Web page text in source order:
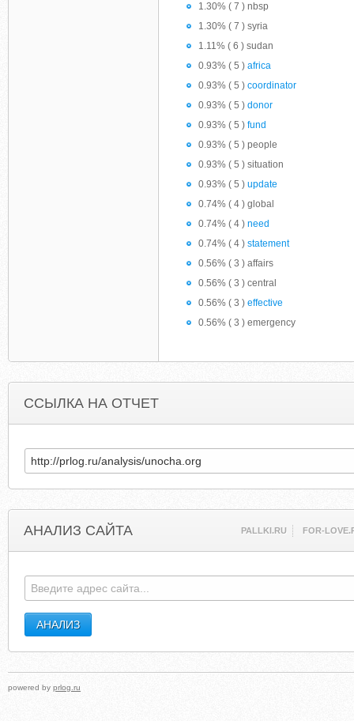
1.30% ( 7 ) nbsp
1.30% ( 7 ) syria
1.11% ( 6 ) sudan
0.93% ( 5 ) africa
0.93% ( 5 ) coordinator
0.93% ( 5 ) donor
0.93% ( 5 ) fund
0.93% ( 5 ) people
0.93% ( 5 ) situation
0.93% ( 5 ) update
0.74% ( 4 ) global
0.74% ( 4 ) need
0.74% ( 4 ) statement
0.56% ( 3 ) affairs
0.56% ( 3 ) central
0.56% ( 3 ) effective
0.56% ( 3 ) emergency
ССЫЛКА НА ОТЧЕТ
АНАЛИЗ САЙТА PALLKI.RU FOR-
powered by prlog.ru